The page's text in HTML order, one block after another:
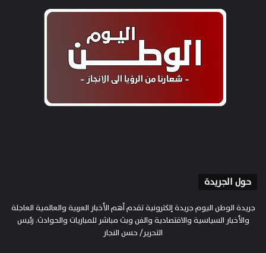
حول الجريدة
جريدة الوطن اليوم جريدة إلكترونية تقدم أهم الأخبار العربية والعالمية العاجلة
والأخبار السياسية والاقتصادية والفن وبث مباشر للمباريات والحوادث. رئيس
التحرير/ حسن النجار